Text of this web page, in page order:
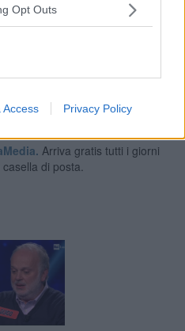
Opt Outs
Access Privacy Policy
sui canali RaiPlay, a
questo
della Toscana iscriviti alla
Arriva gratis tutti i giorni
di posta.